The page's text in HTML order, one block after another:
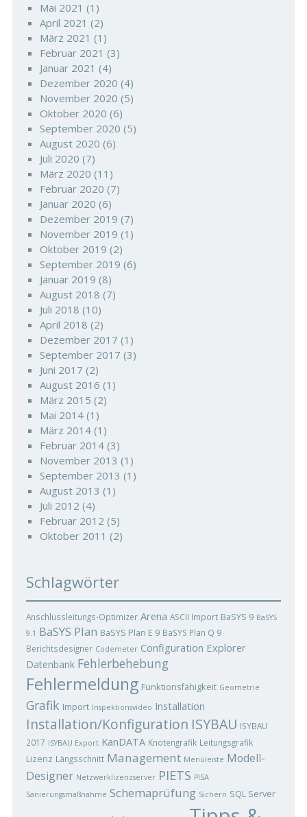
Mai 2021 (1)
April 2021 (2)
März 2021 (1)
Februar 2021 (3)
Januar 2021 (4)
Dezember 2020 (4)
November 2020 (5)
Oktober 2020 (6)
September 2020 (5)
August 2020 (6)
Juli 2020 (7)
März 2020 (11)
Februar 2020 (7)
Januar 2020 (6)
Dezember 2019 (7)
November 2019 (1)
Oktober 2019 (2)
September 2019 (6)
Januar 2019 (8)
August 2018 (7)
Juli 2018 (10)
April 2018 (2)
Dezember 2017 (1)
September 2017 (3)
Juni 2017 (2)
August 2016 (1)
März 2015 (2)
Mai 2014(1)
März 2014(1)
Februar 2014(3)
November 2013 (1)
September 2013 (1)
August 2013 (1)
Juli 2012 (4)
Februar 2012 (5)
Oktober 2011 (2)
Schlagwörter
Anschlussleitungs-Optimizer Arena ASCII Import BaSYS 9 BaSYS
9.1 BaSYS Plan BaSYS Plan E 9 BaSYS Plan Q 9
Berichtsdesigner Codemeter Configuration Explorer
Datenbank Fehlerbehebung
Fehlermeldung Funktionsfähigkeit Geometrie
Grafik Import Inspektionsvideo Installation
Installation/Konfiguration ISYBAU ISYBAU
2017 ISYBAU Export KanDATA Knotengrafik Leitungsgrafik
Lizenz Längsschnitt Management Menüleiste Modell-
Designer Netzwerklizenzserver PIETS PISA
Sanierungsmaßnahme Schemaprüfung Sichern SQL Server